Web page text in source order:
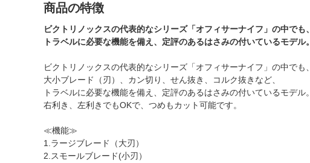
商品の特徴
ビクトリノックスの代表的なシリーズ「オフィサーナイフ」の中でも、
トラベルに必要な機能を備え、定評のあるはさみの付いているモデル。
ビクトリノックスの代表的なシリーズ「オフィサーナイフ」の中でも、
大小ブレード（刃）、カン切り、せん抜き、コルク抜きなど、
トラベルに必要な機能を備え、定評のあるはさみの付いているモデル。
右利き、左利きでもOKで、つめもカット可能です。
≪機能≫
1.ラージブレード（大刃）
2.スモールブレード(小刃）